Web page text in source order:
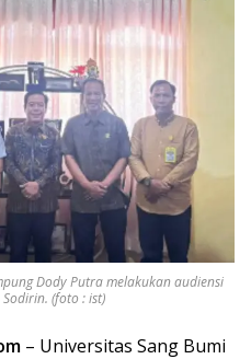
Dody Putra melakukan audiensi
(foto : ist)
– Universitas Sang Bumi